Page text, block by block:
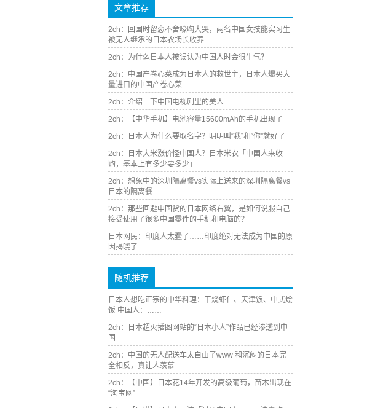
文章推荐
2ch：回国时留恋不舍嚎啕大哭，两名中国女技能实习生
被无人继承的日本农场长收养
2ch：为什么日本人被误认为中国人时会很生气？
2ch：中国产卷心菜成为日本人的救世主，日本人爆买大
量进口的中国产卷心菜
2ch：介绍一下中国电视剧里的美人
2ch：【中华手机】电池容量15600mAh的手机出现了
2ch：日本人为什么要取名字？明明叫“我”和“你”就好了
2ch：日本大米涨价怪中国人？日本米农「中国人来收
购，基本上有多少要多少」
2ch：想象中的深圳隔离餐vs实际上送来的深圳隔离餐vs
日本的隔离餐
2ch：那些回避中国货的日本网络右翼，是如何说服自己
接受使用了很多中国零件的手机和电脑的？
日本网民：印度人太蠢了……印度绝对无法成为中国的原
因揭晓了
随机推荐
日本人想吃正宗的中华料理：干烧虾仁、天津饭、中式烩
饭 中国人：……
2ch：日本超火插图网站的“日本小人”作品已经渗透到中
国
2ch：中国的无人配送车太自由了www 和沉闷的日本完
全相反，真让人羡慕
2ch：【中国】日本花14年开发的高级葡萄，苗木出现在
“淘宝网”